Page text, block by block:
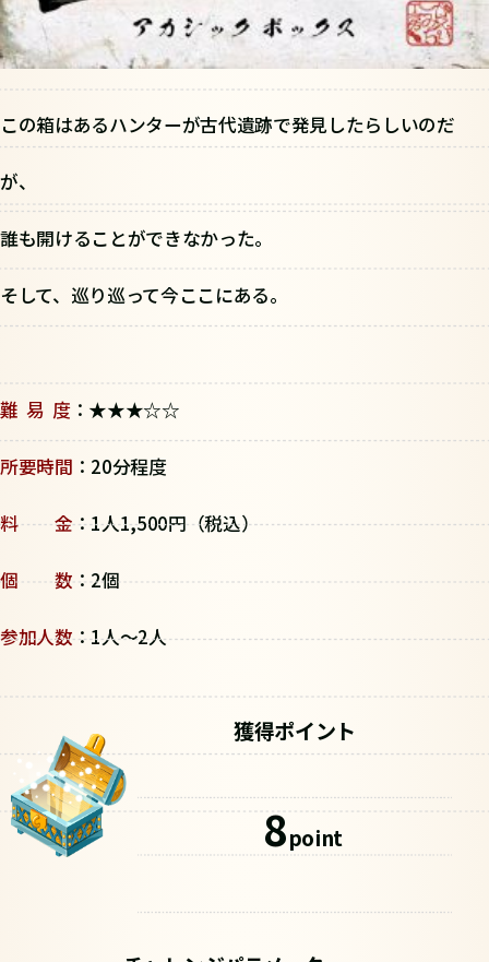
この箱はあるハンターが古代遺跡で発見したらしいのだ
が、
誰も開けることができなかった。
そして、巡り巡って今ここにある。
難 易 度：★★★☆☆
所要時間 ：20分程度
料 金：1人1,500円（税込）
個 数 ：2個
参加人数：1人～2人
獲得ポイント
8point